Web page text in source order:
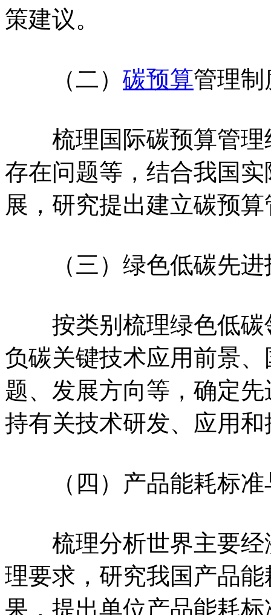
策建议。
（二） 碳预算管理
梳理国际碳预算管理
存在问题等，结合我国
展，研究提出建立碳预
（三）绿色低碳先进
按类别梳理绿色低碳
负碳关键技术应用前景
题、发展方向等，确定
持有关技术研发、应用
（四）产品能耗标准
梳理分析世界主要经
理要求，研究我国产品
果，提出单位产品能耗